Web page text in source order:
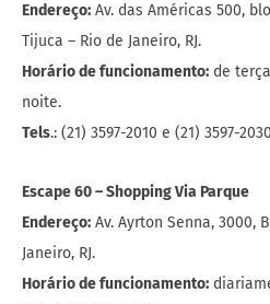
Endereço: Av. das Américas 500,
Tijuca – Rio de Janeiro, RJ.
Horário de funcionamento: de
noite.
Tels.: (21) 3597-2010 e (21) 3597-
Escape 60 – Shopping Via Parque
Endereço: Av. Ayrton Senna, 3000,
Janeiro, RJ.
Horário de funcionamento: